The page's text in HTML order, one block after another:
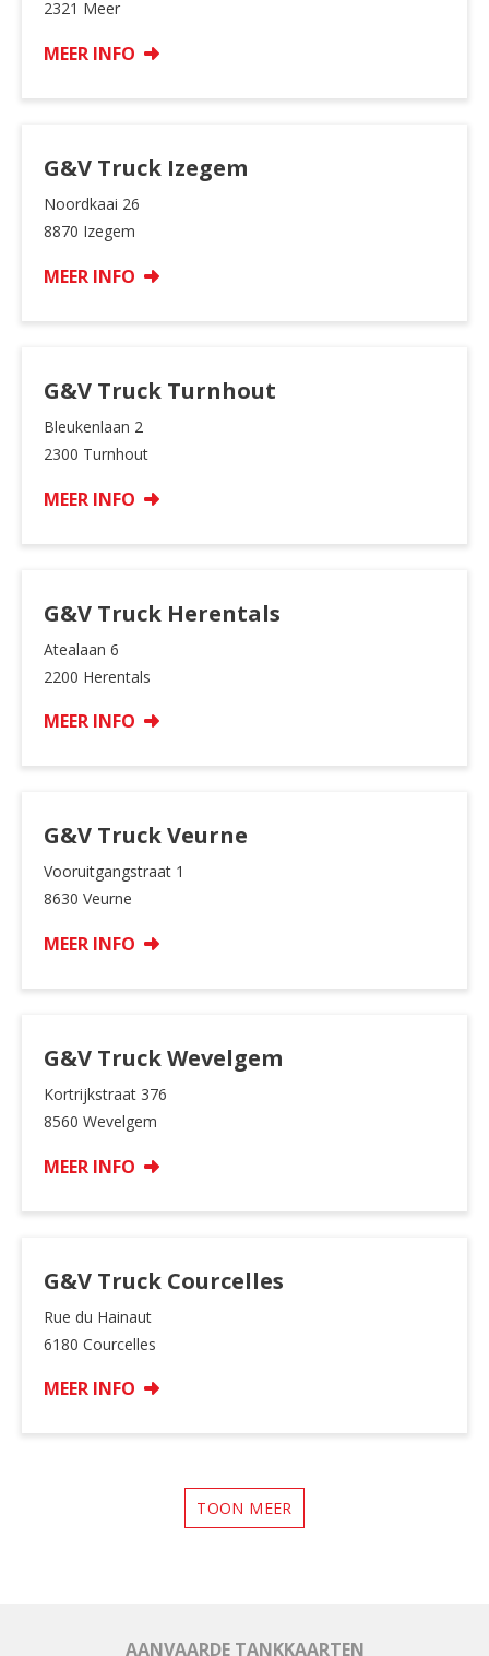
2321 Meer
MEER INFO
G&V Truck Izegem
Noordkaai 26
8870 Izegem
MEER INFO
G&V Truck Turnhout
Bleukenlaan 2
2300 Turnhout
MEER INFO
G&V Truck Herentals
Atealaan 6
2200 Herentals
MEER INFO
G&V Truck Veurne
Vooruitgangstraat 1
8630 Veurne
MEER INFO
G&V Truck Wevelgem
Kortrijkstraat 376
8560 Wevelgem
MEER INFO
G&V Truck Courcelles
Rue du Hainaut
6180 Courcelles
MEER INFO
TOON MEER
AANVAARDE TANKKAARTEN